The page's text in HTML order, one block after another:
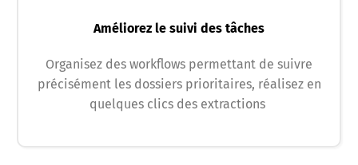
Améliorez le suivi des tâches
Organisez des workflows permettant de suivre
précisément les dossiers prioritaires, réalisez en
quelques clics des extractions